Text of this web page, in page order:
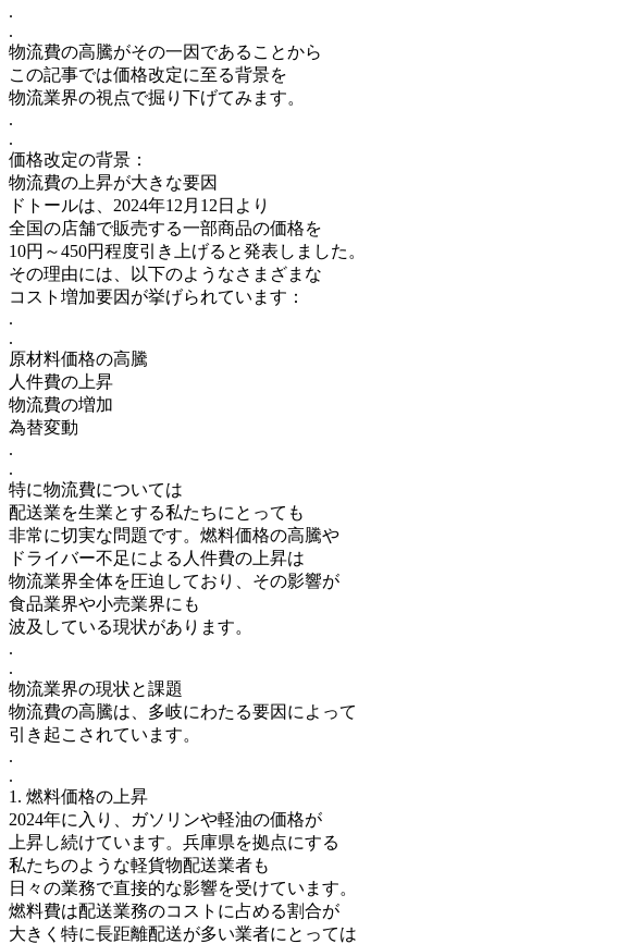
.
.
物流費の高騰がその一因であることから
この記事では価格改定に至る背景を
物流業界の視点で掘り下げてみます。
.
.
価格改定の背景：
物流費の上昇が大きな要因
ドトールは、2024年12月12日より
全国の店舗で販売する一部商品の価格を
10円～450円程度引き上げると発表しました。
その理由には、以下のようなさまざまな
コスト増加要因が挙げられています：
.
.
原材料価格の高騰
人件費の上昇
物流費の増加
為替変動
.
.
特に物流費については
配送業を生業とする私たちにとっても
非常に切実な問題です。燃料価格の高騰や
ドライバー不足による人件費の上昇は
物流業界全体を圧迫しており、その影響が
食品業界や小売業界にも
波及している現状があります。
.
.
物流業界の現状と課題
物流費の高騰は、多岐にわたる要因によって
引き起こされています。
.
.
1. 燃料価格の上昇
2024年に入り、ガソリンや軽油の価格が
上昇し続けています。兵庫県を拠点にする
私たちのような軽貨物配送業者も
日々の業務で直接的な影響を受けています。
燃料費は配送業務のコストに占める割合が
大きく特に長距離配送が多い業者にとっては